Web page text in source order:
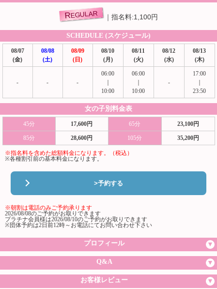
REGULAR 指名料:1,100円
SCHEDULE (スケジュール)
08/07
(金)
08/08
(土)
08/09
(日)
08/10
(月)
08/11
(火)
08/12
(水)
08/13
(木)
- - -
06:00
10:00
06:00
10:00
-
17:00
23:50
女の子別料金表
45分 17,600円 65分 23,100円
85分 28,600円 105分 35,200円
※指名料を含めた総額料金になります。（税込）
※各種割引前の基本料金になります。
>予約する
※朝割は電話のみご予約承ります
2026/08/08のご予約がお取りできます
プラチナ会員様は2026/08/10のご予約がお取りできます
※団体予約は2日前12時～お電話にてお問い合わせ下さい
プロフィール
Q&A
お客様レビュー